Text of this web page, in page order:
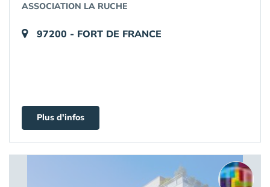
ASSOCIATION LA RUCHE
97200 - FORT DE FRANCE
Plus d'infos